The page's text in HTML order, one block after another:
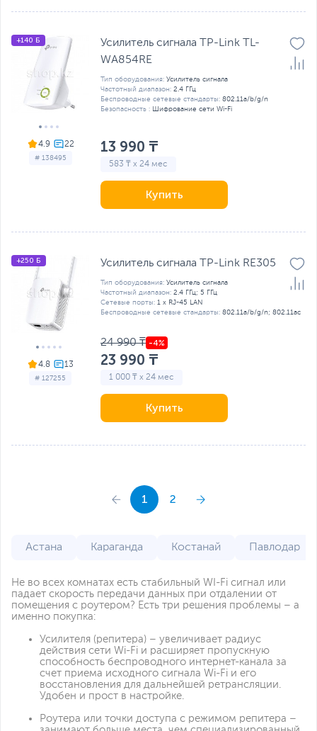
4.9
# 138495
+140 Б
Усилитель сигнала TP-Link TL-
WA854RE
Тип оборудования: Усилитель сигнала
Частотный диапазон: 2.4 ГГц
Беспроводные сетевые стандарты: 802.11a/b/g/n
Безопасность :
Шифрование сети Wi-Fi
13 990 ₸
583 ₸ x 24 мес
Купить
4.8
# 127255
+250 Б Усилитель сигнала TP-Link RE305
Тип оборудования: Усилитель сигнала
Частотный диапазон: 2.4 ГГц; 5 ГГц
Сетевые порты: 1 x RJ-45 LAN
Беспроводные сетевые стандарты: 802.11a/b/g/n; 802.11ac
24 990 ₸
23 990 ₸
1 000 ₸ x 24 мес
Купить
1 2
Астана Караганда Костанай Павлодар
Не во всех комнатах есть стабильный WI-Fi сигнал или
падает скорость передачи данных при отдалении от
помещения с роутером? Есть три решения проблемы – а
именно покупка:
Усилителя (репитера) – увеличивает радиус
действия сети Wi-Fi и расширяет пропускную
способность беспроводного интернет-канала за
счет приема исходного сигнала Wi-Fi и его
восстановления для дальнейшей ретрансляции.
Удобен и прост в настройке.
Роутера или точки доступа с режимом репитера –